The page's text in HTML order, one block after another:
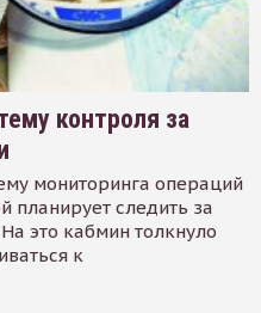
контроля за
мониторинга операций
следить за
это кабмин толкнуло
к